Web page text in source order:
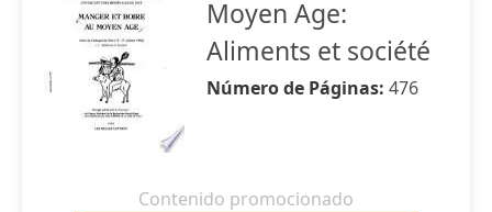
Moyen Age:
Aliments et société
Número de Páginas: 476
Contenido promocionado